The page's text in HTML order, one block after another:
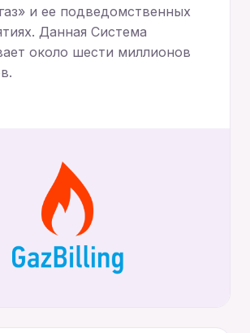
и ее подведомственных
Данная Система
около шести миллионов